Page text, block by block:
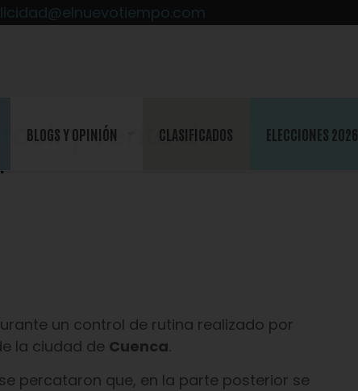
BLOGS Y OPINIÓN CLASIFICADOS ELECCIONES 2026
y venta de
un control de rutina realizado por
la ciudad de Cuenca.
percataron que, en la parte posterior se